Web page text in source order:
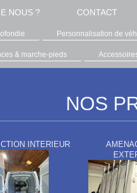
NOUS ? CONTACT
Personnalisation de
& marche-pieds
NOS
INTERIEUR